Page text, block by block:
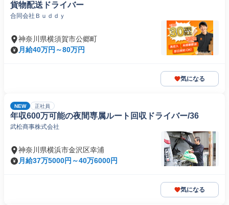
貨物配送ドライバー
合同会社Ｂｕｄｄｙ
神奈川県横須賀市公郷町
月給40万円～80万円
気になる
NEW 正社員
年収600万可能の夜間専属ルート回収ドライバー/36
武松商事株式会社
神奈川県横浜市金沢区幸浦
月給37万5000円～40万6000円
気になる